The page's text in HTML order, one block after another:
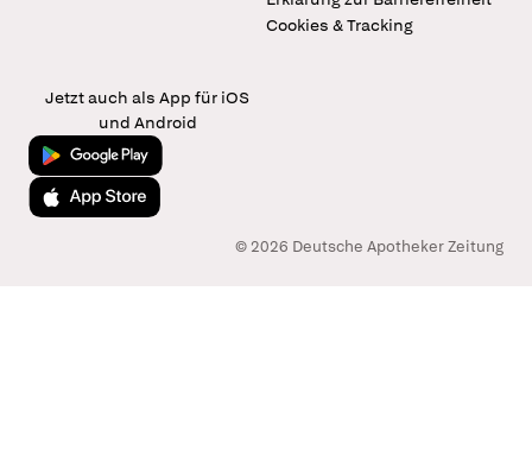
Cookies & Tracking
Jetzt auch als App für iOS
und Android
Jetzt bei Google Play
Laden im App Store
© 2026 Deutsche Apotheker Zeitung